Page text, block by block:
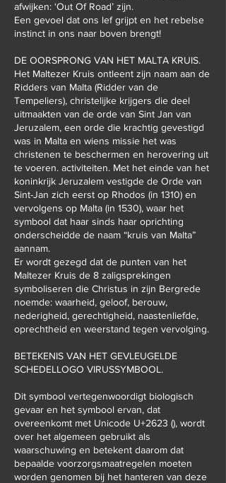
afwijken: ‘Out Of Road’ zijn.
Een gevoel dat ons lef grijpt en het rebelse
instinct in ons naar boven brengt!
DE OORSPRONG VAN HET MALTA KRUIS.
Het Maltezer Kruis ontleent zijn naam aan de
Ridders van Malta (Ridder van de
Tempeliers), christelijke krijgers die deel
uitmaakten van de orde van Sint Jan van
Jeruzalem, een orde die krachtig gevestigd
was in Malta en wiens missie het was
christenen te beschermen en herovering uit
te voeren. activiteiten. Met het einde van het
koninkrijk Jeruzalem vestigde de Orde van
Sint-Jan zich eerst op Rhodos (in 1310) en
vervolgens op Malta (in 1530), waar het
symbool dat haar sinds haar oprichting
onderscheidde de naam “kruis van Malta”
aannam.
Er wordt gezegd dat de punten van het
Maltezer Kruis de 8 zaligsprekingen
symboliseren die Christus in zijn Bergrede
noemde: waarheid, geloof, berouw,
nederigheid, gerechtigheid, naastenliefde,
oprechtheid en weerstand tegen vervolging.
BETEKENIS VAN HET GEVLEUGELDE
SCHEDELLOGO VIRUSSYMBOOL.
Dit symbool vertegenwoordigt biologisch
gevaar en het symbool ervan, dat
overeenkomt met Unicode U+2623 (), wordt
over het algemeen gebruikt als
waarschuwing en betekent daarom dat
bepaalde voorzorgsmaatregelen moeten
worden genomen bij het hanteren van deze